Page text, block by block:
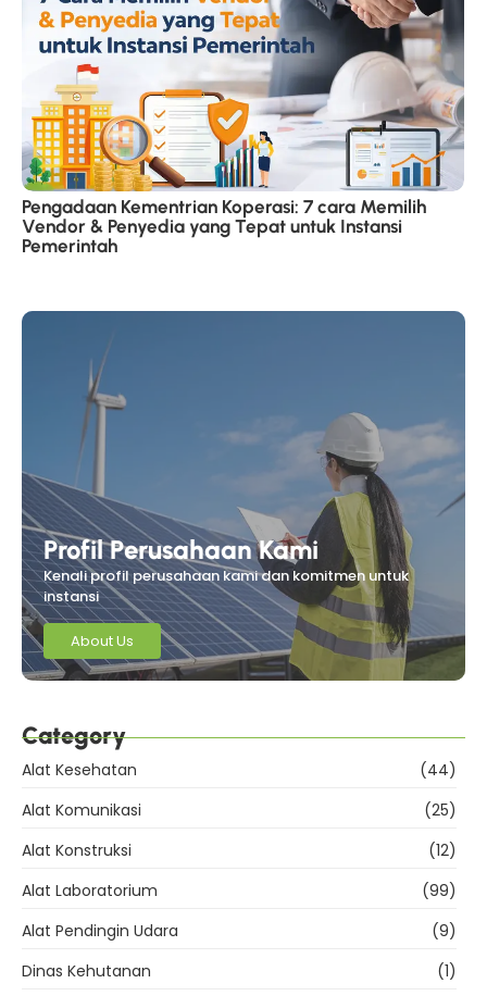
Pengadaan Kementrian Koperasi: 7 cara Memilih
Vendor & Penyedia yang Tepat untuk Instansi
Pemerintah
Profil Perusahaan Kami
Kenali profil perusahaan kami dan komitmen untuk
instansi
About Us
Category
Alat Kesehatan
(44)
Alat Komunikasi
(25)
Alat Konstruksi
(12)
Alat Laboratorium
(99)
Alat Pendingin Udara
(9)
Dinas Kehutanan
(1)